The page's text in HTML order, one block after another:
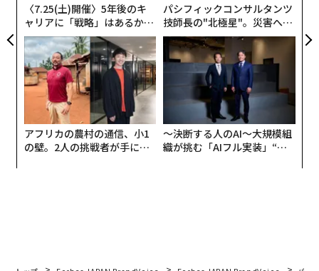
〈7.25(土)開催〉5年後のキ
ャリアに「戦略」はあるか。
トップエグゼクティブのキャ
リアに触れる1日│CAREER S
UMMIT 2026
パシフィックコンサルタンツ
技師長の"北極星"。災害への
無力感を乗り越え見つけた、
防災一筋20年の答え
アフリカの農村の通信、小1
の壁。2人の挑戦者が手にし
〜決断する人のAI〜大規模組
織が挑む「AIフル実装」“使